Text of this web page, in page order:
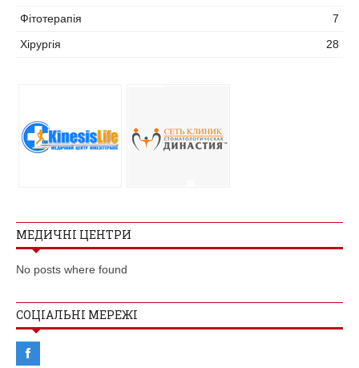
Фітотерапія
7
Хірургія
28
МЕДИЧНІ ЦЕНТРИ
No posts where found
СОЦІАЛЬНІ МЕРЕЖІ